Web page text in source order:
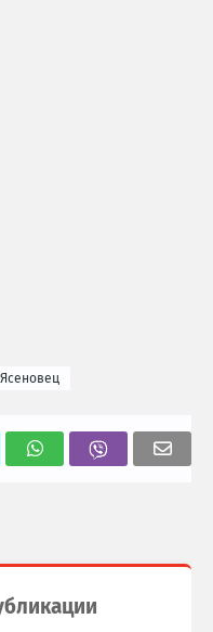
Ясеновец